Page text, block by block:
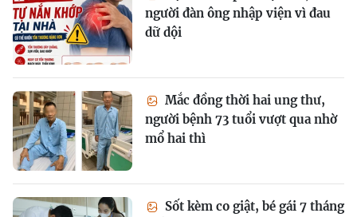
người đàn ông nhập viện vì đau
dữ dội
Mắc đồng thời hai ung thư,
người bệnh 73 tuổi vượt qua nhờ
mổ hai thì
Sốt kèm co giật, bé gái 7 tháng